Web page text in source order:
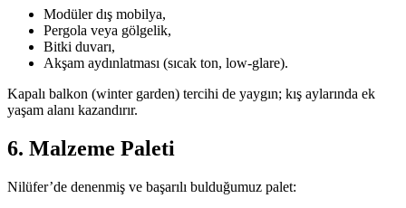
Modüler dış mobilya,
Pergola veya gölgelik,
Bitki duvarı,
Akşam aydınlatması (sıcak ton, low-glare).
Kapalı balkon (winter garden) tercihi de yaygın; kış aylarında ek
yaşam alanı kazandırır.
6. Malzeme Paleti
Nilüfer’de denenmiş ve başarılı bulduğumuz palet: